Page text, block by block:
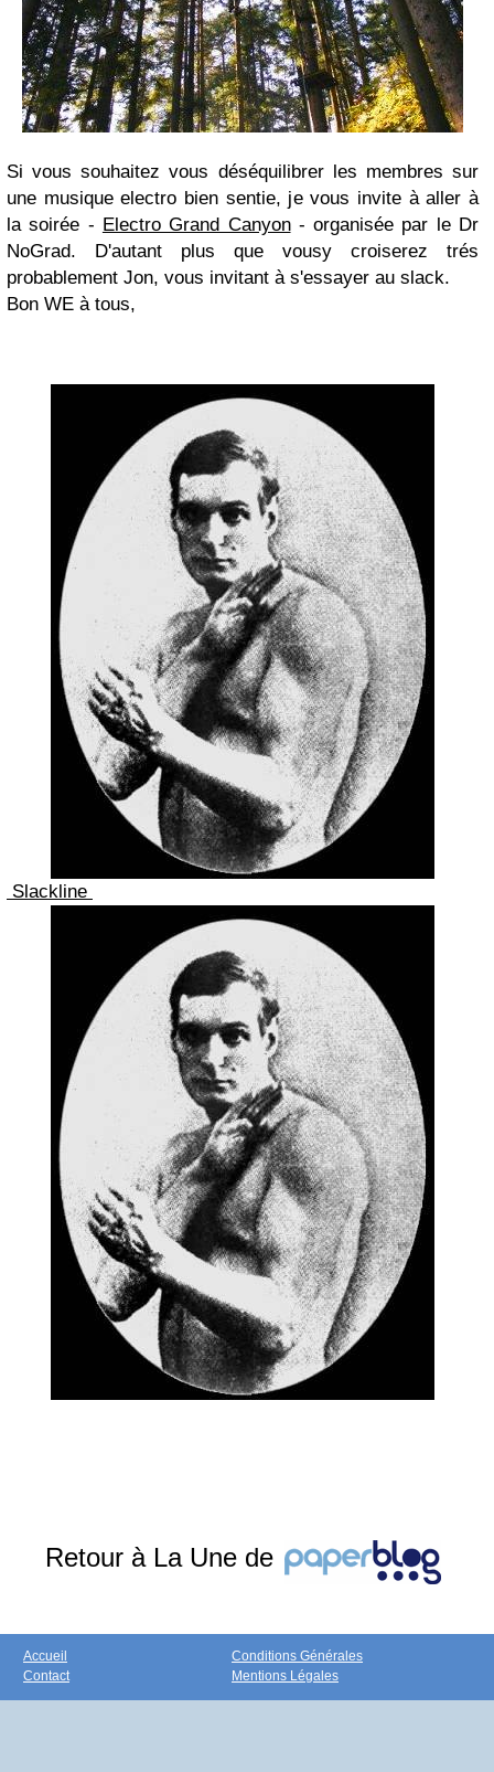
Si vous souhaitez vous déséquilibrer les membres sur
une musique electro bien sentie, je vous invite à aller à
la soirée - Electro Grand Canyon- organisée par le Dr
NoGrad. D'autant plus que vousy croiserez trés
probablement Jon, vous invitant à s'essayer au slack.
Bon WE à tous,
Slackline
Retour à La Une de
Accueil
Contact
Conditions Générales
Mentions Légales